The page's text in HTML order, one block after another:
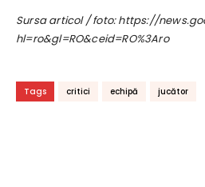
Sursa articol / foto: https://
hl=ro&gl=RO&ceid=RO%3Aro
Tags critici echipă jucător